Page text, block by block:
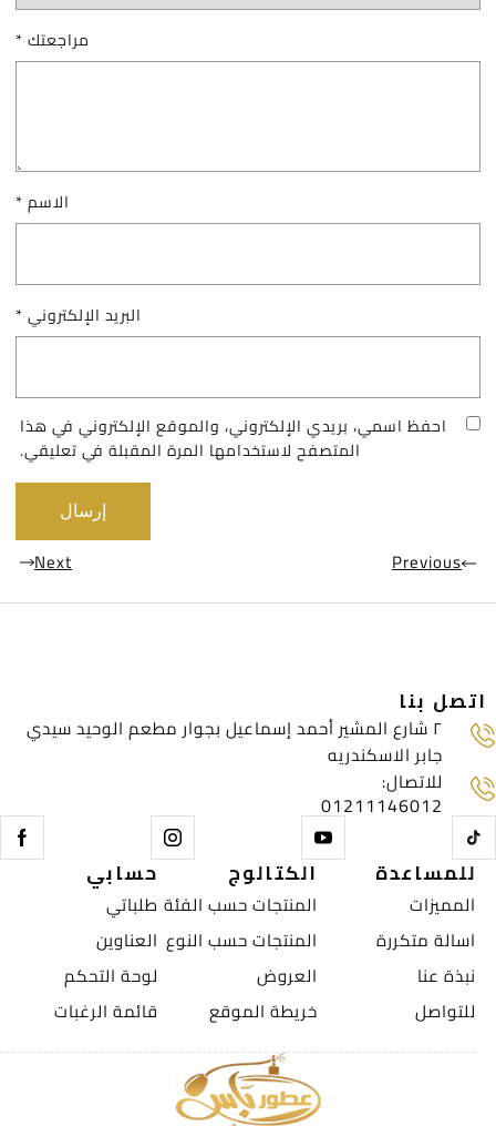
مراجعتك*
الاسم*
البريد الإلكتروني*
احفظ اسمي، بريدي الإلكتروني، والموقع الإلكتروني في هذا
المتصفح لاستخدامها المرة المقبلة في تعليقي.
t
:
Previous
Next
اتصل بنا
٢ شارع المشير أحمد إسماعيل بجوار مطعم الوحيد سيدي
جابر الاسكندريه
:للاتصال
01211146012
حسابي
طلباتي
العناوين
لوحة التحكم
قائمة الرغبات
الكتالوج
المنتجات حسب الفئة
المنتجات حسب النوع
العروض
خريطة الموقع
للمساعدة
المميزات
اسالة متكررة
نبذة عنا
للتواصل